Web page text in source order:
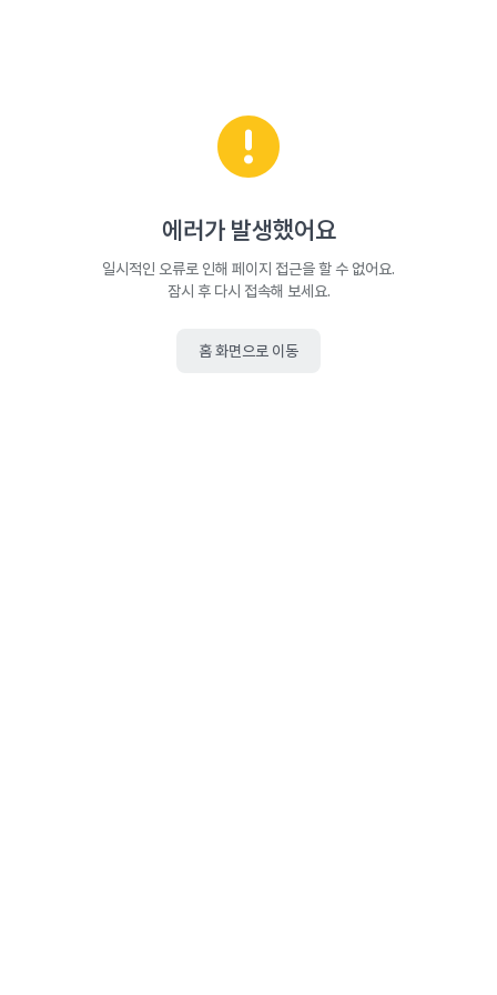
에러가 발생했어요
일시적인 오류로 인해 페이지 접근을 할 수 없어요.
잠시 후 다시 접속해 보세요.
홈 화면으로 이동